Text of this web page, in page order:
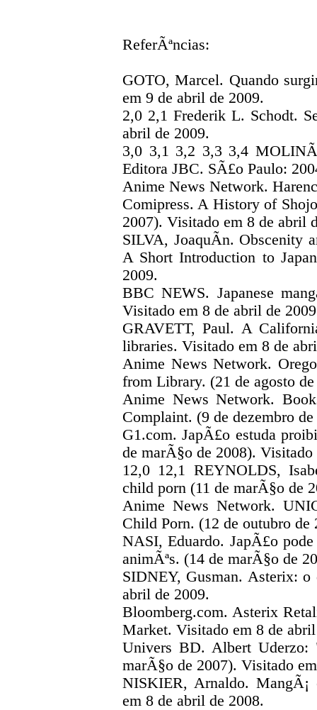
ReferÃªncias:
GOTO, Marcel. Quando
em 9 de abril de 2009.
2,0 2,1 Frederik L. Schodt.
abril de 2009.
3,0 3,1 3,2 3,3 3,4
Editora JBC. SÃ£o Paulo:
Anime News Network.
Comipress. A History of
2007). Visitado em 8 de abril
SILVA, JoaquÃ­n. Obscenity
A Short Introduction to
2009.
BBC NEWS. Japanese
Visitado em 8 de abril de
GRAVETT, Paul. A
libraries. Visitado em 8 de
Anime News Network.
from Library. (21 de agosto
Anime News Network.
Complaint. (9 de dezembro
G1.com. JapÃ£o estuda
de marÃ§o de 2008).
12,0 12,1 REYNOLDS,
child porn (11 de marÃ§o de
Anime News Network.
Child Porn. (12 de outubro
NASI, Eduardo. JapÃ£o
animÃªs. (14 de marÃ§o de
SIDNEY, Gusman. Asterix:
abril de 2009.
Bloomberg.com. Asterix
Market. Visitado em 8 de
Univers BD. Albert Uderzo:
marÃ§o de 2007). Visitado
NISKIER, Arnaldo.
em 8 de abril de 2008.